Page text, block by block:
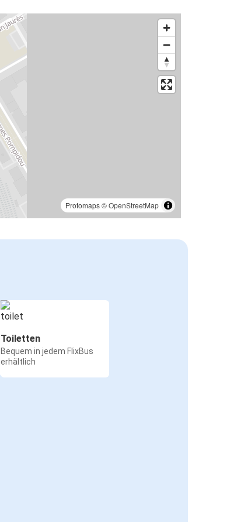
Protomaps©OpenStreetMap
Toiletten
Bequem in jedem FlixBus
erhältlich